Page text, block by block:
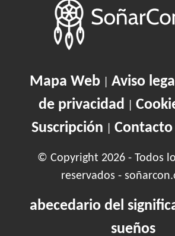
Mapa Web| Aviso
de privacidad
Suscripción Contacto
© Copyright 2026 - Todos
reservados -
abecedario del
sueños